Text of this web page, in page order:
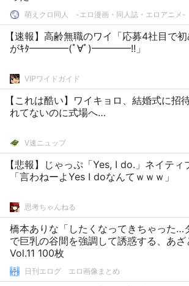
萌えクロ同人 -エロ漫画・同人誌・エロアニメ-
【速報】高齢無職のワイ「応募4社目で
がｷﾀ━━━━(ﾟ∀ﾟ)━━━━!!」
VIPワイドガイド
【これは酷い】ワイキョロ、結婚式に招
れてないのに式場へ…
V速ニュップ
【悲報】じゃっぷ「Yes, I do.」ネイティ
「言わねーよYes I doなんてｗｗｗ」
思考ちゃんねる
橋本ありな「したくなってきちゃった…
で巨乳の谷間を強調して誘惑する、あ
Vol.11 100枚
日刊エログ エロ画像まとめ